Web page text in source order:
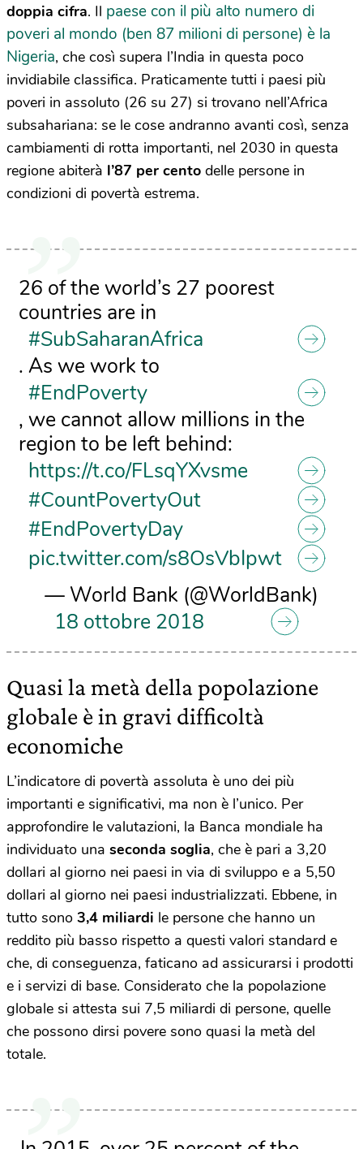
doppia cifra. Il paese con il più alto numero di
poveri al mondo (ben 87 milioni di persone) è la
Nigeria, che così supera l’India in questa poco
invidiabile classifica. Praticamente tutti i paesi più
poveri in assoluto (26 su 27) si trovano nell’Africa
subsahariana: se le cose andranno avanti così, senza
cambiamenti di rotta importanti, nel 2030 in questa
regione abiterà l’87 per cento delle persone in
condizioni di povertà estrema.
26 of the world’s 27 poorest
countries are in
#SubSaharanAfrica
. As we work to
#EndPoverty
, we cannot allow millions in the
region to be left behind:
https://t.co/FLsqYXvsme
#CountPovertyOut
#EndPovertyDay
pic.twitter.com/s8OsVbIpwt
— World Bank (@WorldBank)
18 ottobre 2018
Quasi la metà della popolazione
globale è in gravi difficoltà
economiche
L’indicatore di povertà assoluta è uno dei più
importanti e significativi, ma non è l’unico. Per
approfondire le valutazioni, la Banca mondiale ha
individuato una seconda soglia, che è pari a 3,20
dollari al giorno nei paesi in via di sviluppo e a 5,50
dollari al giorno nei paesi industrializzati. Ebbene, in
tutto sono 3,4 miliardi le persone che hanno un
reddito più basso rispetto a questi valori standard e
che, di conseguenza, faticano ad assicurarsi i prodotti
e i servizi di base. Considerato che la popolazione
globale si attesta sui 7,5 miliardi di persone, quelle
che possono dirsi povere sono quasi la metà del
totale.